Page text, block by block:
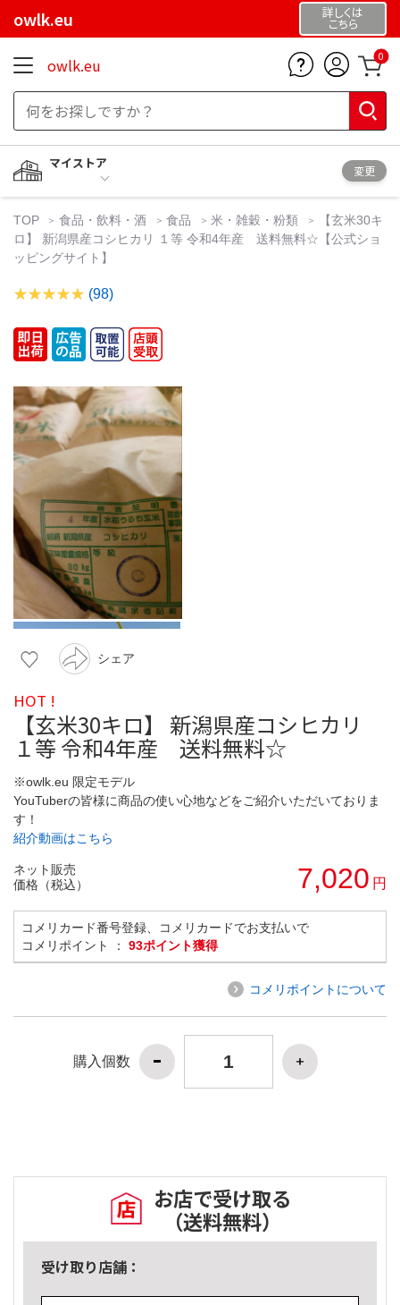
owlk.eu 詳しくは
こちら
owlk.eu 0
マイストア
変更
TOP 食品・飲料・酒 食品 米・雑穀・粉類
【玄米30キ
ロ】 新潟県産コシヒカリ １等 令和4年産 送料無料☆【公式ショ
ッピングサイト】
(98)
シェア
HOT !
【玄米30キロ】 新潟県産コシヒカリ
１等 令和4年産 送料無料☆
※owlk.eu 限定モデル
YouTuberの皆様に商品の使い心地などをご紹介いただいておりま
す！
紹介動画はこちら
ネット販売
価格（税込）
7,020 円
コメリカード番号登録、コメリカードでお支払いで
コメリポイント ： 93ポイント獲得
コメリポイントについて
購入個数
お店で受け取る
（送料無料）
受け取り店舗：